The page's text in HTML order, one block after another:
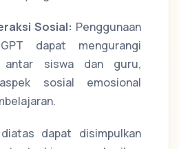
Sosial: Penggunaan
dapat mengurangi
antar siswa dan guru,
sosial emosional
dapat disimpulkan